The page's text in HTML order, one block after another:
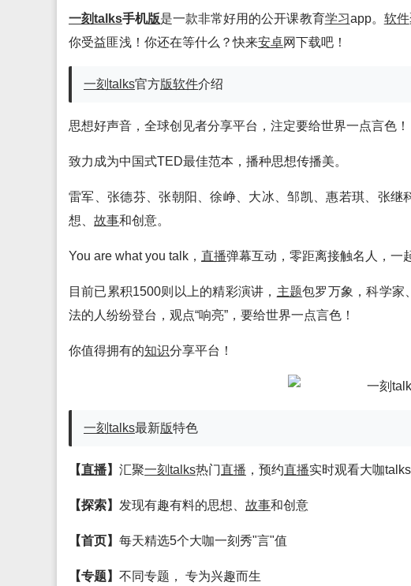
一刻talks手机版是一款非常好用的公开课教育学习app。 软件
你受益匪浅！你还在等什么？快来安卓网下载吧！
一刻talks官方版软件介绍
思想好声音，全球创见者分享平台，注定要给世界一点言色！
致力成为中国式TED最佳范本，播种思想传播美。
雷军、张德芬、张朝阳、徐峥、大冰、邹凯、惠若琪、张
想、 故事和创意。
You are what you talk， 直播弹幕互动，零距离接触名人，一
目前已累积1500则以上的精彩演讲， 主题包罗万象，科学家
法的人纷纷登台，观点“响亮”，要给世界一点言色！
你值得拥有的知识分享平台！
一刻talks最新版特色
【直播】 汇聚一刻talks热门直播 ，预约直播实时观看大咖
【探索】 发现有趣有料的思想、 故事和创意
【首页】 每天精选5个大咖一刻秀"言"值
【专题】 不同专题， 专为兴趣而生